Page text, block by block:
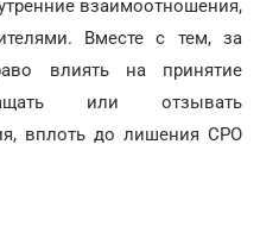
взаимоотношения,
Вместе с тем, за
влиять на принятие
или отзывать
вплоть до лишения СРО